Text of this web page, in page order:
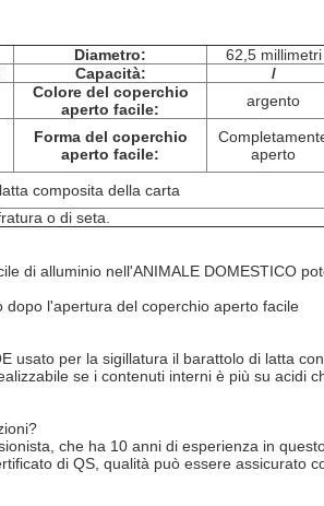
Diametro:
62,5 millimetri
Capacità:
/
Colore del coperchio
aperto facile:
argento
Forma del coperchio
aperto facile:
aperto
composita della carta
o di seta.
di alluminio nell'ANIMALE DOMESTICO
dopo l'apertura del coperchio aperto facile
usato per la sigillatura il barattolo di latta
se i contenuti interni è più su acidi
che ha 10 anni di esperienza in
di QS, qualità può essere assicurato